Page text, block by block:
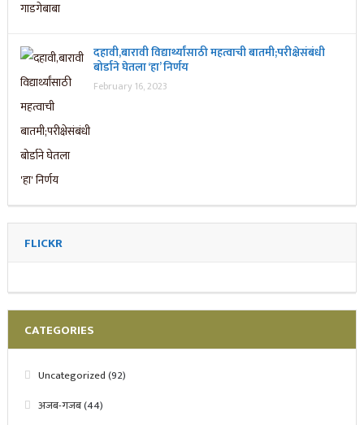
दहावी,बारावी विद्यार्थ्यांसाठी महत्वाची बातमी;परीक्षेसंबंधी
बोर्डाने घेतला ‘हा’ निर्णय
February 16, 2023
FLICKR
CATEGORIES
Uncategorized(92)
अजब-गजब(44)